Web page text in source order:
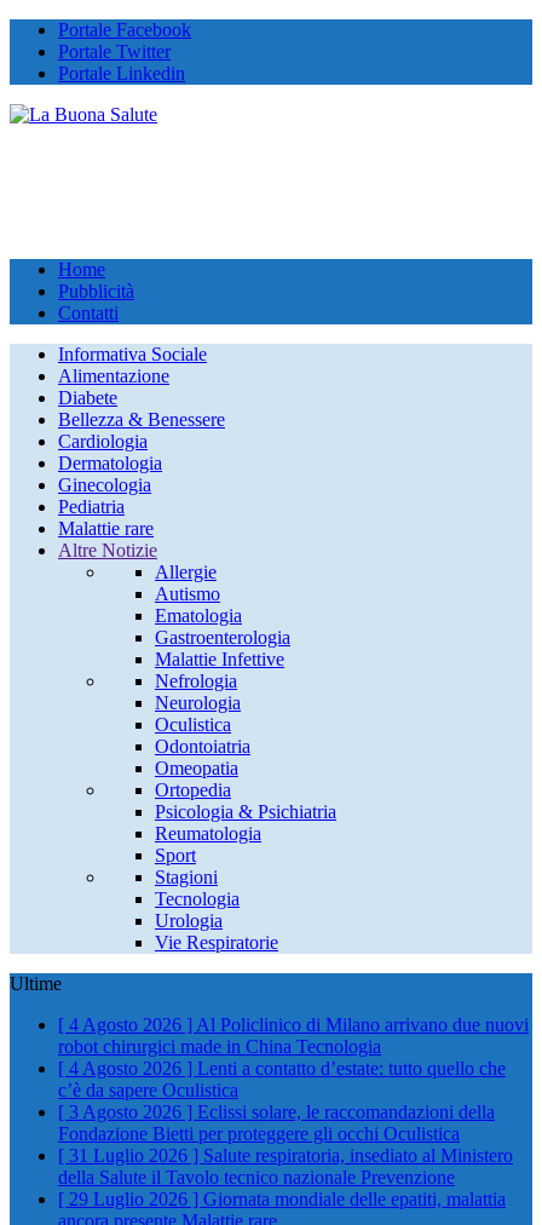
Portale Facebook
Portale Twitter
Portale Linkedin
Home
Pubblicità
Contatti
Informativa Sociale
Alimentazione
Diabete
Bellezza & Benessere
Cardiologia
Dermatologia
Ginecologia
Pediatria
Malattie rare
Altre Notizie
Allergie
Autismo
Ematologia
Gastroenterologia
Malattie Infettive
Nefrologia
Neurologia
Oculistica
Odontoiatria
Omeopatia
Ortopedia
Psicologia & Psichiatria
Reumatologia
Sport
Stagioni
Tecnologia
Urologia
Vie Respiratorie
Ultime
[ 4 Agosto 2026 ] Al Policlinico di Milano arrivano due nuovi
robot chirurgici made in China Tecnologia
[ 4 Agosto 2026 ] Lenti a contatto d’estate: tutto quello che
c’è da sapere Oculistica
[ 3 Agosto 2026 ] Eclissi solare, le raccomandazioni della
Fondazione Bietti per proteggere gli occhi Oculistica
[ 31 Luglio 2026 ] Salute respiratoria, insediato al Ministero
della Salute il Tavolo tecnico nazionale Prevenzione
[ 29 Luglio 2026 ] Giornata mondiale delle epatiti, malattia
ancora presente Malattie rare